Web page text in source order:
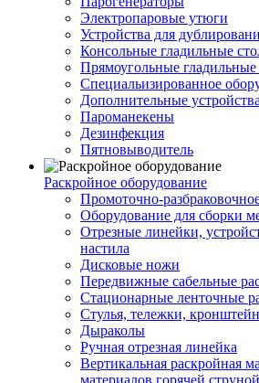
Электропаровые утюги
Устройства для
Консольные гладильные
Прямоугольные
Специальизированное
Дополнительные устройства
Пароманекены
Дезинфекция
Пятновыводитель
Раскройное оборудование
Промоточно-
Оборудование для сборки
Отрезные линейки,
настила
Дисковые ножи
Передвижные сабельные
Стационарные ленточные
Стулья, тележки,
Дыраколы
Ручная отрезная линейка
Вертикальная раскройная
материалов горячей струной